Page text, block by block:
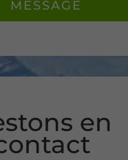
MESSAGE
en